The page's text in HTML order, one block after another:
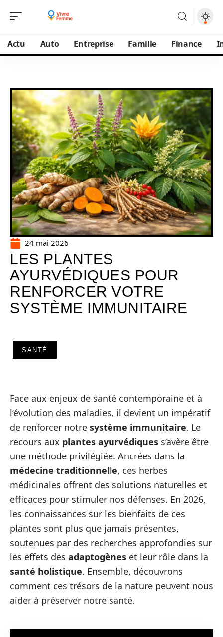
Actu Auto Entreprise Famille Finance
24 mai 2026
LES PLANTES
AYURVÉDIQUES POUR
RENFORCER VOTRE
SYSTÈME IMMUNITAIRE
SANTÉ
Face aux enjeux de santé contemporaine et à
l’évolution des maladies, il devient un impératif
de renforcer notre système immunitaire. Le
recours aux plantes ayurvédiques s’avère être
une méthode privilégiée. Ancrées dans la
médecine traditionnelle, ces herbes
médicinales offrent des solutions naturelles et
efficaces pour stimuler nos défenses. En 2026,
les connaissances sur les bienfaits de ces
plantes sont plus que jamais présentes,
soutenues par des recherches approfondies sur
les effets des adaptogènes et leur rôle dans la
santé holistique. Ensemble, découvrons
comment ces trésors de la nature peuvent nous
aider à préserver notre santé.